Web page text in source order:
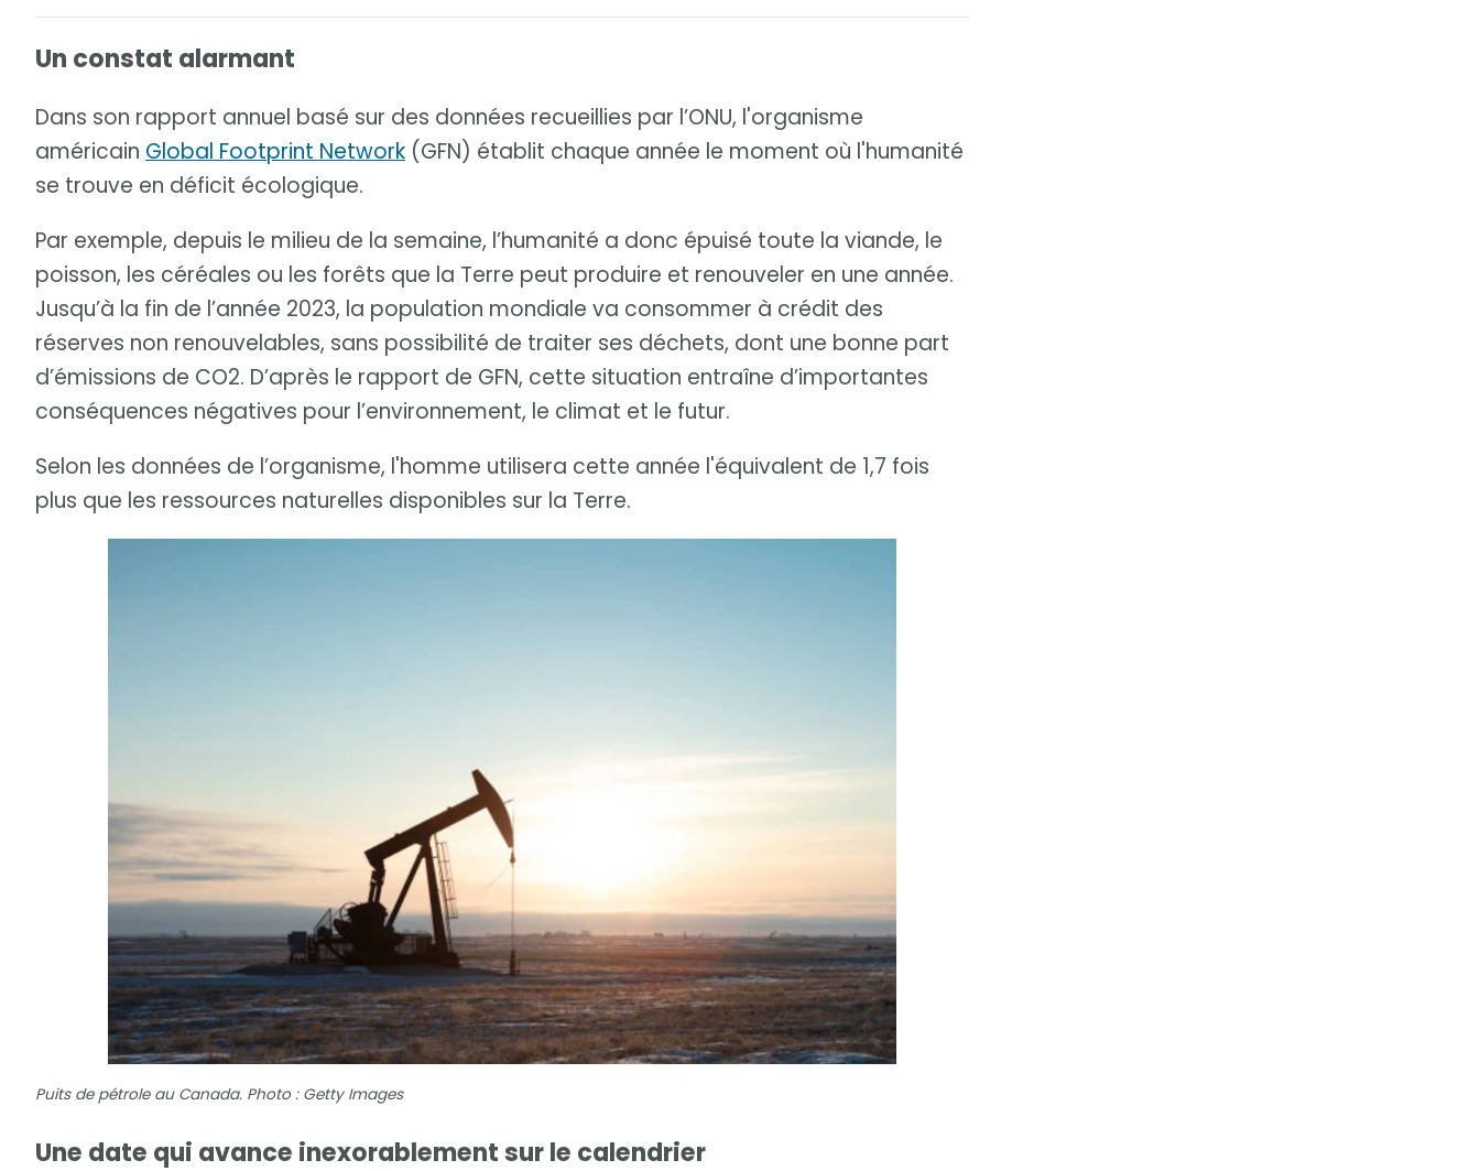
Un constat alarmant
Dans son rapport annuel basé sur des données recueillies par l’ONU, l'organisme
américain Global Footprint Network (GFN) établit chaque année le moment où l'humanité
se trouve en déficit écologique.
Par exemple, depuis le milieu de la semaine, l’humanité a donc épuisé toute la viande, le
poisson, les céréales ou les forêts que la Terre peut produire et renouveler en une année.
Jusqu’à la fin de l’année 2023, la population mondiale va consommer à crédit des
réserves non renouvelables, sans possibilité de traiter ses déchets, dont une bonne part
d’émissions de CO2. D’après le rapport de GFN, cette situation entraîne d’importantes
conséquences négatives pour l’environnement, le climat et le futur.
Selon les données de l’organisme, l'homme utilisera cette année l'équivalent de 1,7 fois
plus que les ressources naturelles disponibles sur la Terre.
Puits de pétrole au Canada. Photo : Getty Images
Une date qui avance inexorablement sur le calendrier